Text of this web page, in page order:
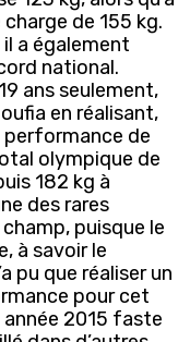
de 155 kg.
a également
national.
ans seulement,
en réalisant,
performance de
olympique de
182 kg à
des rares
puisque le
à savoir le
pu que réaliser un
pour cet
année 2015 faste